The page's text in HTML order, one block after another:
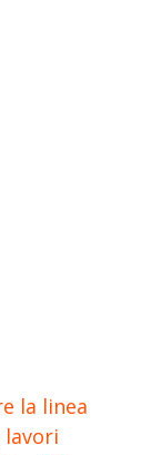
la linea
lavori